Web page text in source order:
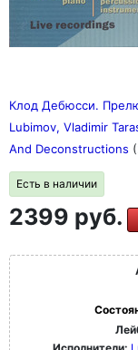
Клод Дебюсси.
Lubimov, Vladimir
And Deconstructions
Есть в наличии
2399 руб.